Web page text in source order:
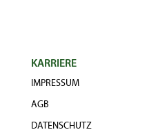
KARRIERE
IMPRESSUM
AGB
DATENSCHUTZ